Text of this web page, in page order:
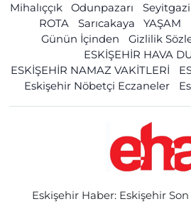
Mihalıççık
Odunpazarı Seyitgazi
ROTA
Sarıcakaya YAŞAM
Günün İçinden
Gizlilik
ESKİŞEHİR HAVA
ESKİŞEHİR NAMAZ VAKİTLERİ
Eskişehir Nöbetçi Eczaneler
Eskişehir Haber: Eskişehir